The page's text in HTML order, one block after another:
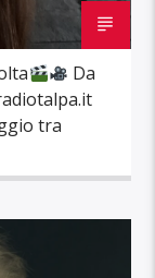
Da
tra